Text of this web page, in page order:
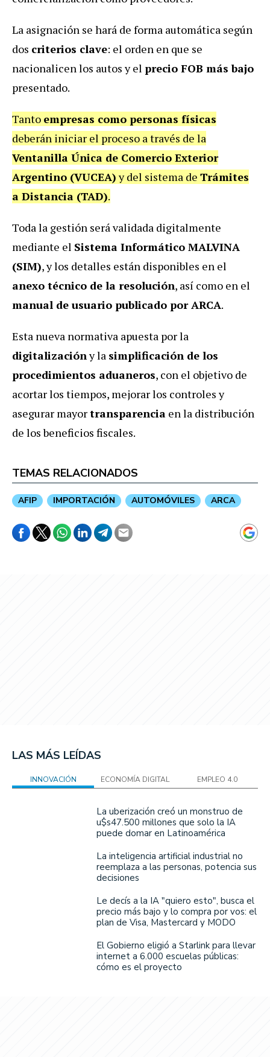
La asignación se hará de forma automática según
dos criterios clave: el orden en que se
nacionalicen los autos y el precio FOB más bajo
presentado.
Tanto empresas como personas físicas
deberán iniciar el proceso a través de la
Ventanilla Única de Comercio Exterior
Argentino (VUCEA)y del sistema de Trámites
a Distancia (TAD).
Toda la gestión será validada digitalmente
mediante el Sistema Informático MALVINA
(SIM), y los detalles están disponibles en el
anexo técnico de la resolución, así como en el
manual de usuario publicado por ARCA.
Esta nueva normativa apuesta por la
digitalizacióny la simplificación de los
procedimientos aduaneros, con el objetivo de
acortar los tiempos, mejorar los controles y
asegurar mayortransparencia en la distribución
de los beneficios fiscales.
TEMAS RELACIONADOS
AFIP IMPORTACIÓN AUTOMÓVILES ARCA
LAS MÁS LEÍDAS
INNOVACIÓN ECONOMÍA DIGITAL EMPLEO 4.0
La uberización creó un monstruo de
u$s47.500 millones que solo la IA
puede domar en Latinoamérica
La inteligencia artificial industrial no
reemplaza a las personas, potencia sus
decisiones
Le decís a la IA "quiero esto", busca el
precio más bajo y lo compra por vos: el
plan de Visa, Mastercard y MODO
El Gobierno eligió a Starlink para llevar
internet a 6.000 escuelas públicas:
cómo es el proyecto